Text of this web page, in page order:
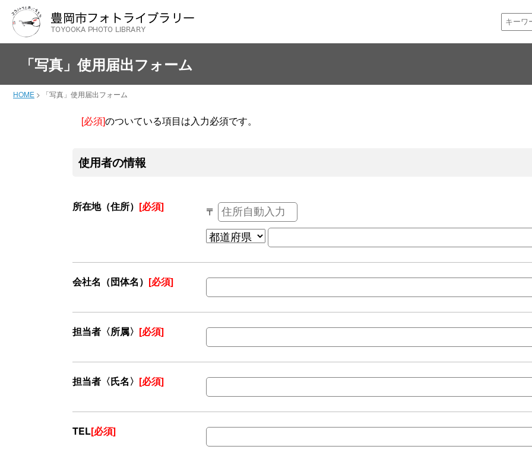
「写真」使用届出フォーム
HOME > 「写真」使用届出フォーム
[必須]のついている項目は入力必須です。
使用者の情報
所在地（住所） [必須] 〒
会社名（団体名） [必須]
担当者〈所属〉 [必須]
担当者〈氏名〉 [必須]
TEL[必須]